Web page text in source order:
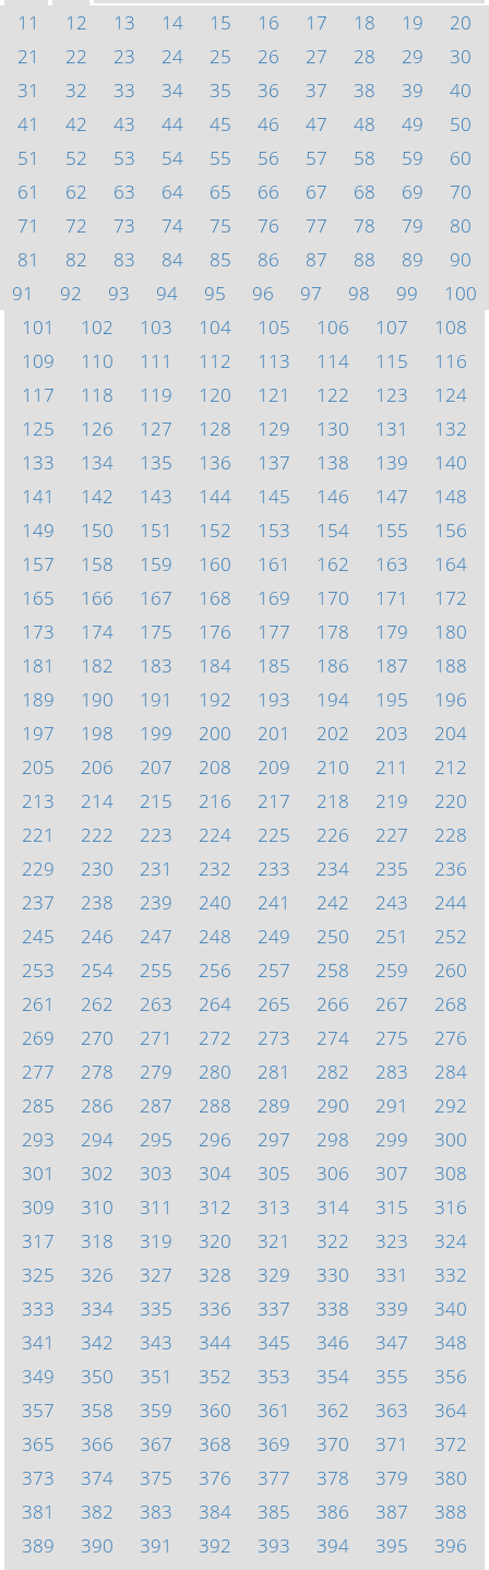
11
12 13 14 15 16 17 18 19
20
21
22 23 24 25 26 27 28 29
30
31
32 33 34 35 36 37 38 39
40
41
42 43 44 45 46 47 48 49
50
51
52 53 54 55 56 57 58 59
60
61
62 63 64 65 66 67 68 69
70
71
72 73 74 75 76 77 78 79
80
81
82 83 84 85 86 87 88 89
90
91
92 93 94 95 96 97 98 99
100
101
102 103 104 105 106 107
108
109
110 111 112 113 114 115
116
117
118 119 120 121 122 123
124
125
126 127 128 129 130 131
132
133
134 135 136 137 138 139
140
141
142 143 144 145 146 147
148
149
150 151 152 153 154 155
156
157
158 159 160 161 162 163
164
165
166 167 168 169 170 171
172
173
174 175 176 177 178 179
180
181
182 183 184 185 186 187
188
189
190 191 192 193 194 195
196
197
198 199 200 201 202 203
204
205
206 207 208 209 210 211
212
213
214 215 216 217 218 219
220
221
222 223 224 225 226 227
228
229
230 231 232 233 234 235
236
237
238 239 240 241 242 243
244
245
246 247 248 249 250 251
252
253
254 255 256 257 258 259
260
261
262 263 264 265 266 267
268
269
270 271 272 273 274 275
276
277
278 279 280 281 282 283
284
285
286 287 288 289 290 291
292
293
294 295 296 297 298 299
300
301
302 303 304 305 306 307
308
309
310 311 312 313 314 315
316
317
318 319 320 321 322 323
324
325
326 327 328 329 330 331
332
333
334 335 336 337 338 339
340
341
342 343 344 345 346 347
348
349
350 351 352 353 354 355
356
357
358 359 360 361 362 363
364
365
366 367 368 369 370 371
372
373
374 375 376 377 378 379
380
381
382 383 384 385 386 387
388
389
390 391 392 393 394 395
396